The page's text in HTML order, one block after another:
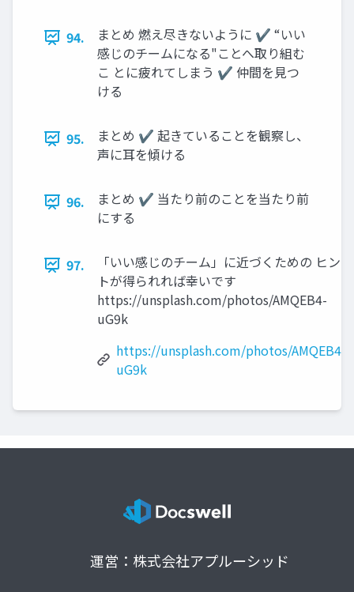
94.
まとめ 燃え尽きないように ✔ “いい
感じのチームになる"ことへ取り組む
こ とに疲れてしまう ✔ 仲間を見つ
ける
95.
まとめ ✔ 起きていることを観察し、
声に耳を傾ける
96.
まとめ ✔ 当たり前のことを当たり前
にする
97.
「いい感じのチーム」に近づくための ヒン
トが得られれば幸いです
https://unsplash.com/photos/AMQEB4-
uG9k
https://unsplash.com/photos/AMQEB4-
uG9k
運営：株式会社アプルーシッド